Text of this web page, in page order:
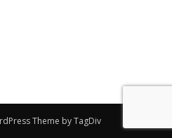
Theme by TagDiv